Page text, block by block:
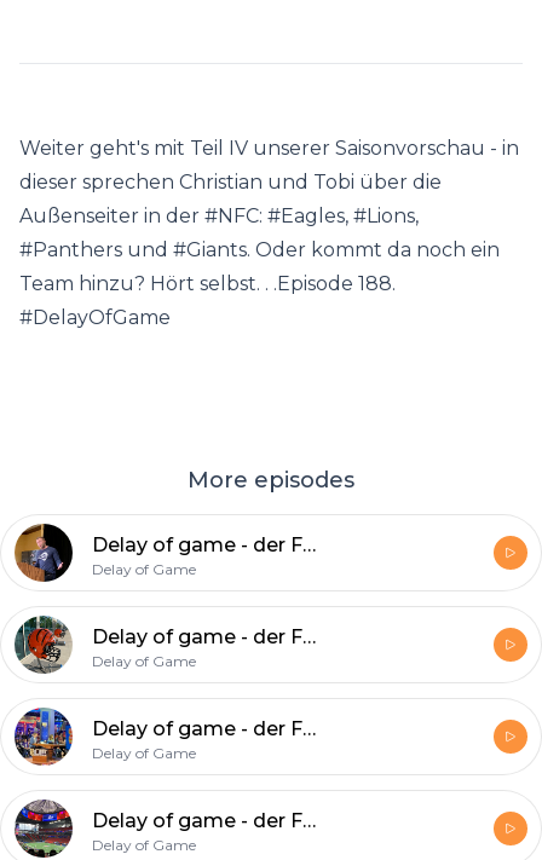
Weiter geht's mit Teil IV unserer Saisonvorschau - in
dieser sprechen Christian und Tobi über die
Außenseiter in der #NFC: #Eagles, #Lions,
#Panthers und #Giants. Oder kommt da noch ein
Team hinzu? Hört selbst. . .Episode 188.
#DelayOfGame
More episodes
Delay of game - der Football-Podcast, Folge 197: Miller-Time in L.A.
Delay of Game
Delay of game - der Football-Podcast, Folge 196: Chase your dreams
Delay of Game
Delay of game - der Football-Podcast, Folge 195: Birds, Brady, Bengals
Delay of Game
Delay of game - der Football-Podcast, Folge 194: Superbowlsiegerbesieger
Delay of Game